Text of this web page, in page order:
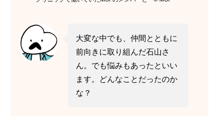
大変な中でも、仲間とともに
前向きに取り組んだ石山さ
ん。でも悩みもあったといい
ます。どんなことだったのか
な？